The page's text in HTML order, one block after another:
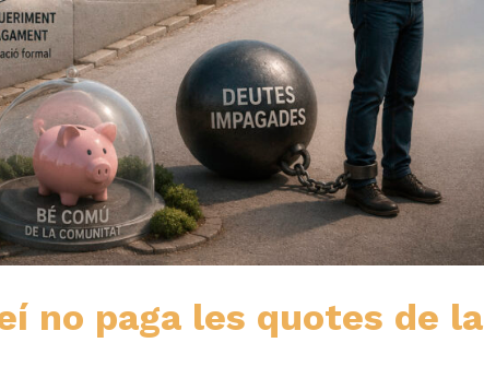
no paga les quotes de la